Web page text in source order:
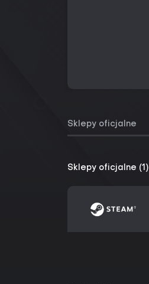
Sklepy oficjalne
Sklepy oficjalne (1)